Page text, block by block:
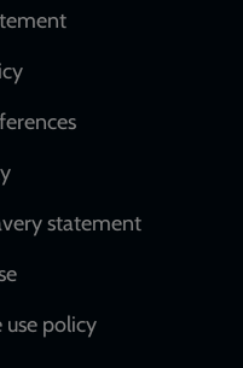
statement
use policy